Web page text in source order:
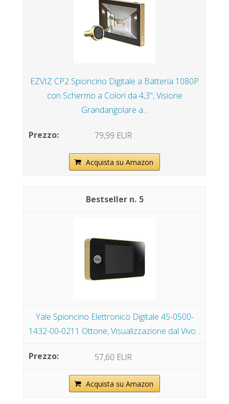
EZVIZ CP2 Spioncino Digitale a Batteria 1080P
con Schermo a Colori da 4,3", Visione
Grandangolare a...
79,99 EUR
Acquista su Amazon
5
Yale Spioncino Elettronico Digitale 45-0500-
1432-00-0211 Ottone, Visualizzazione dal Vivo...
57,60 EUR
Acquista su Amazon